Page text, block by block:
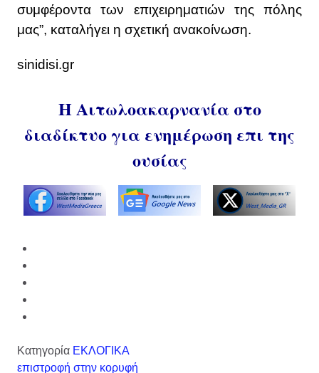
συμφέροντα των επιχειρηματιών της πόλης
μας”, καταλήγει η σχετική ανακοίνωση.
sinidisi.gr
Η Αιτωλοακαρνανία στο
διαδίκτυο για ενημέρωση επι της
ουσίας
Κατηγορία ΕΚΛΟΓΙΚΑ
επιστροφή στην κορυφή